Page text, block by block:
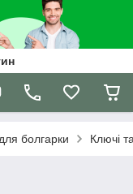
болгарки Ключі